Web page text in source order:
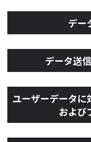
デー
データ送
ユーザーデータに
および